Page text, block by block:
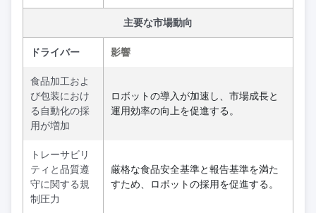
主要な市場動向
ドライバー 影響
食品加工およ
び包装におけ
る自動化の採
用が増加
ロボットの導入が加速し、市場成長と
運用効率の向上を促進する。
トレーサビリ
ティと品質遵
守に関する規
制圧力
厳格な食品安全基準と報告基準を満た
すため、ロボットの採用を促進する。